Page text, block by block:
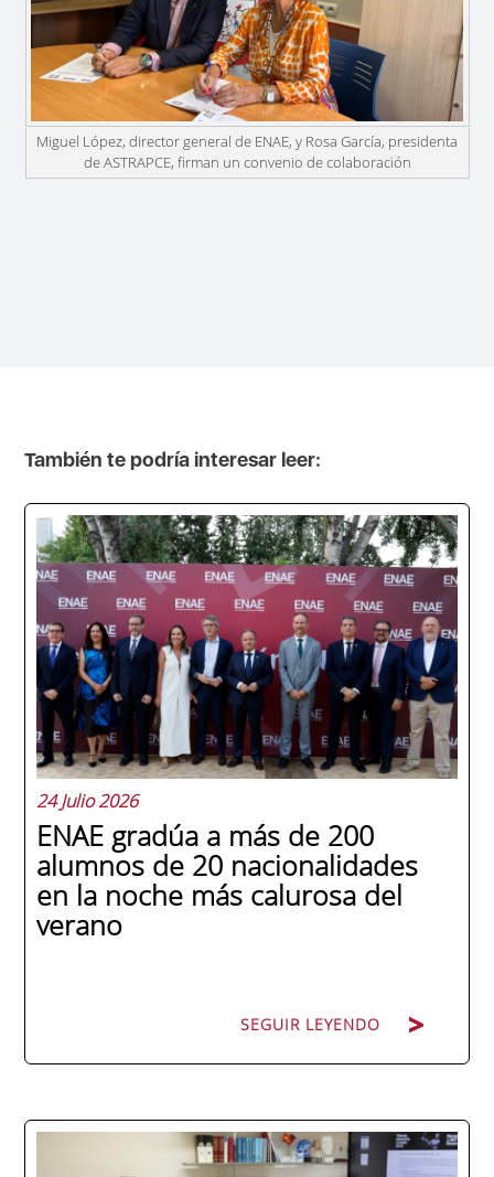
Miguel López, director general de ENAE, y Rosa García, presidenta
de ASTRAPCE, firman un convenio de colaboración
También te podría interesar leer:
24 Julio 2026
ENAE gradúa a más de 200
alumnos de 20 nacionalidades
en la noche más calurosa del
verano
SEGUIR LEYENDO
La promoción 2025/2026 de ENAE Business
School se convirtió en una de las más